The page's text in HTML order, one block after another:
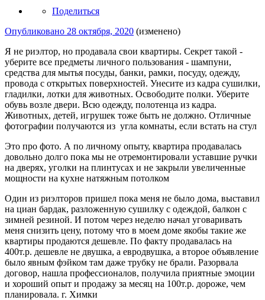
Поделиться
Опубликовано 28 октября, 2020 (изменено)
Я не риэлтор, но продавала свои квартиры. Секрет такой -
уберите все предметы личного пользования - шампуни,
средства для мытья посуды, банки, рамки, посуду, одежду,
провода с открытых поверхностей. Унесите из кадра сушилки,
гладилки, лотки для животных. Освободите полки. Уберите
обувь возле двери. Всю одежду, полотенца из кадра.
Животных, детей, игрушек тоже быть не должно. Отличные
фотографии получаются из угла комнаты, если встать на стул
Это про фото. А по личному опыту, квартира продавалась
довольно долго пока мы не отремонтировали уставшие ручки
на дверях, уголки на плинтусах и не закрыли увеличенные
мощности на кухне натяжным потолком
Один из риэлторов пришел пока меня не было дома, выставил
на циан бардак, разложенную сушилку с одеждой, балкон с
зимней резиной. И потом через неделю начал уговаривать
меня снизить цену, потому что в моем доме якобы такие же
квартиры продаются дешевле. По факту продавалась на
400т.р. дешевле не двушка, а евродвушка, а второе объявление
было явным фэйком там даже трубку не брали. Разорвала
договор, нашла профессионалов, получила приятные эмоции
и хороший опыт и продажу за месяц на 100т.р. дороже, чем
планировала. г. Химки